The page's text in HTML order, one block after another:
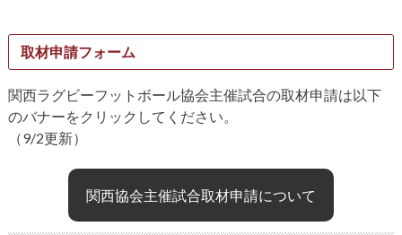
取材申請フォーム
関西ラグビーフットボール協会主催試合の取材申請は以下
のバナーをクリックしてください。
（9/2更新）
関西協会主催試合取材申請について